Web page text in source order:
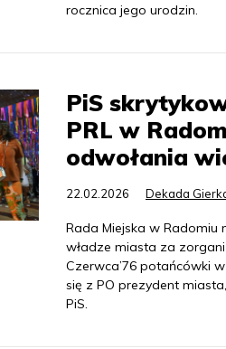
rocznica jego urodzin.
PiS
PRL w
odwołania
22.02.2026 Dekada
Rada Miejska w Radomiu
władze miasta za
Czerwca’76 potańcówki
się z PO prezydent
PiS.